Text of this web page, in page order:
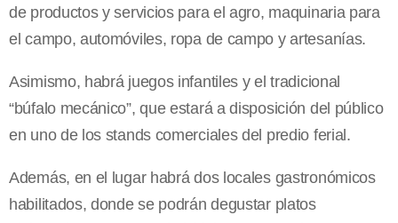
de productos y servicios para el agro, maquinaria para
el campo, automóviles, ropa de campo y artesanías.
Asimismo, habrá juegos infantiles y el tradicional
“búfalo mecánico”, que estará a disposición del público
en uno de los stands comerciales del predio ferial.
Además, en el lugar habrá dos locales gastronómicos
habilitados, donde se podrán degustar platos